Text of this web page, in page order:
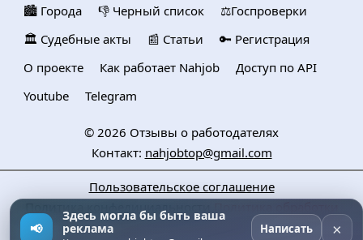
🏙️ Городa
👎 Черный список
⚖️Госпроверки
🏛️ Судебные акты
📰 Статьи
🔑 Регистрация
О проекте
Как работает Nahjob
Доступ по API
Youtube
Telegram
© 2026 Отзывы о работодателях
Контакт: nahjobtop@gmail.com
Пользовательское соглашение
Политика конфедициальности
персональных данных
📢
Здесь могла бы быть ваша
реклама
Написать ×